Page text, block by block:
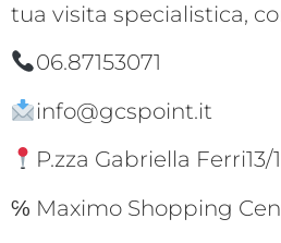
tua visita specialistica,
06.87153071
info@gcspoint.it
P.zza Gabriella Ferri13/
℅ Maximo Shopping